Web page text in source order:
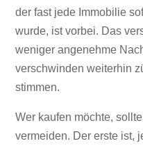
der fast jede Immobilie
wurde, ist vorbei. Das
weniger angenehme
verschwinden weiterhin
stimmen.
Wer kaufen möchte,
vermeiden. Der erste ist,